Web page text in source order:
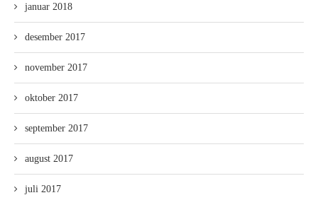
januar 2018
desember 2017
november 2017
oktober 2017
september 2017
august 2017
juli 2017